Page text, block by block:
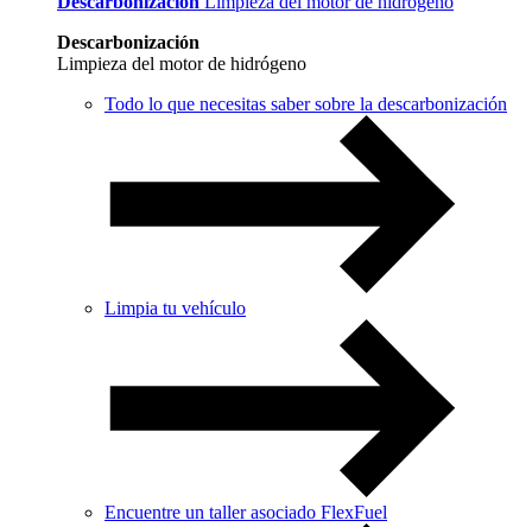
Descarbonización
Limpieza del motor de hidrógeno
Todo lo que necesitas saber sobre la descarbonización
Limpia tu vehículo
Encuentre un taller asociado FlexFuel